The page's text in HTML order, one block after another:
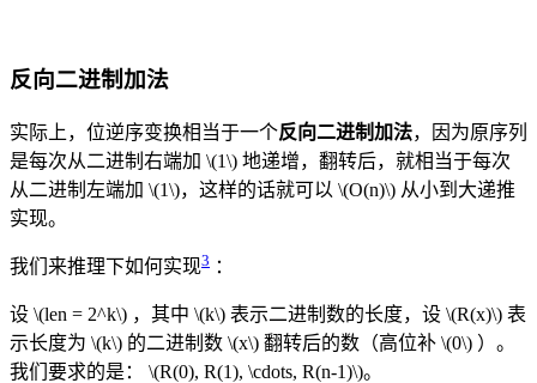
反向二进制加法
实际上，位逆序变换相当于一个反向二进制加法，因为原序列
是每次从二进制右端加 \(1\) 地递增，翻转后，就相当于每次
从二进制左端加 \(1\)，这样的话就可以 \(O(n)\) 从小到大递推
实现。
我们来推理下如何实现3 ：
设 \(len = 2^k\) ，其中 \(k\) 表示二进制数的长度，设 \(R(x)\) 表
示长度为 \(k\) 的二进制数 \(x\) 翻转后的数（高位补 \(0\) ）。
我们要求的是： \(R(0), R(1), \cdots, R(n-1)\)。